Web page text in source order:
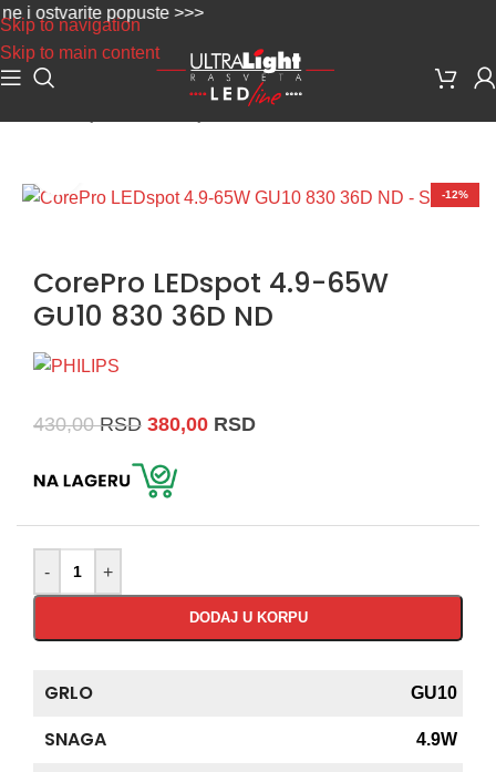
Skip to navigation
Skip to main content
popuste >>>
-12%
CorePro LEDspot 4.9-65W
GU10 830 36D ND
430,00RSD 380,00 RSD
- +
DODAJ U KORPU
GRLO GU10
SNAGA 4.9W